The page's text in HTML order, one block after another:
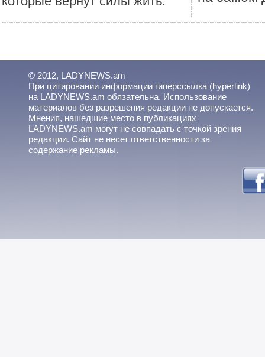
© 2012, LADYNEWS.am
При цитировании информации гиперссылка (hyperlink)
на LADYNEWS.am обязательна. Использование
материалов без разрешения редакции не допускается.
Мнения, нашедшие место в публикациях
LADYNEWS.am могут не совпадать с точкой зрения
редакции. Сайт не несет ответственности за
содержание рекламы.